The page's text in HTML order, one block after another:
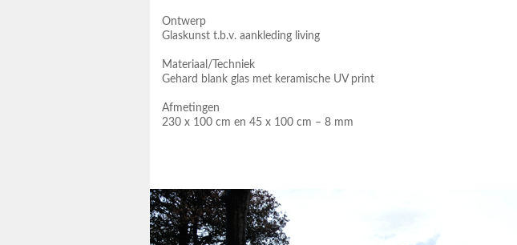
Ontwerp
Glaskunst t.b.v. aankleding living
Materiaal/Techniek
Gehard blank glas met keramische UV print
Afmetingen
230 x 100 cm en 45 x 100 cm – 8 mm